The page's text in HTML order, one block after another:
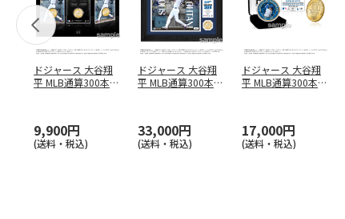
ドジャース 大谷翔
平 MLB通算300本塁
9,900円
(送料・税込)
ドジャース 大谷翔
平 MLB通算300本塁
33,000円
(送料・税込)
ドジャース 大谷翔
平 MLB通算300本塁
17,000円
(送料・税込)